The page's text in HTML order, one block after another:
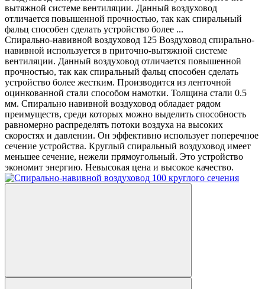
вытяжной системе вентиляции. Данный воздуховод
отличается повышенной прочностью, так как спиральный
фальц способен сделать устройство более ...
Спирально-навивной воздуховод 125 Воздуховод спирально-
навивной используется в приточно-вытяжной системе
вентиляции. Данный воздуховод отличается повышенной
прочностью, так как спиральный фальц способен сделать
устройство более жестким. Производится из ленточной
оцинкованной стали способом намотки. Толщина стали 0.5
мм. Спирально навивной воздуховод обладает рядом
преимуществ, среди которых можно выделить способность
равномерно распределять потоки воздуха на высоких
скоростях и давлении. Он эффективно использует поперечное
сечение устройства. Круглый спиральный воздуховод имеет
меньшее сечение, нежели прямоугольный. Это устройство
экономит энергию. Невысокая цена и высокое качество.